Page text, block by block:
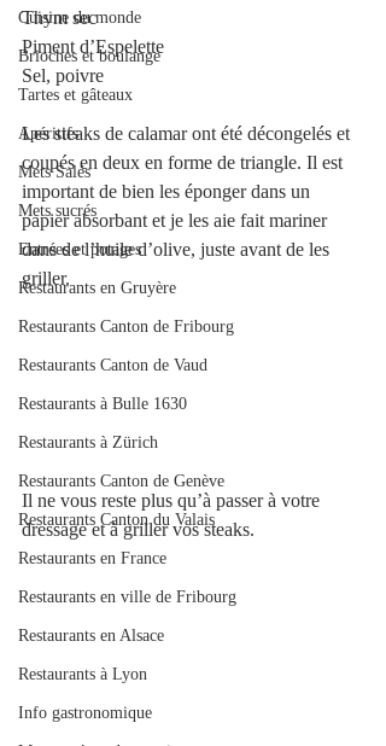
Cuisine du monde
Brioches et boulange
Tartes et gâteaux
Apéritifs
Mets Salés
Mets sucrés
Entrées et potages
Restaurants en Gruyère
Restaurants Canton de Fribourg
Restaurants Canton de Vaud
Restaurants à Bulle 1630
Restaurants à Zürich
Restaurants Canton de Genève
Restaurants Canton du Valais
Restaurants en France
Restaurants en ville de Fribourg
Restaurants en Alsace
Restaurants à Lyon
Info gastronomique
Thym sec
Piment d’Espelette
Sel, poivre
Les steaks de calamar ont été décongelés et
coupés en deux en forme de triangle. Il est
important de bien les éponger dans un
papier absorbant et je les aie fait mariner
dans de l’huile d’olive, juste avant de les
griller.
Il ne vous reste plus qu’à passer à votre
dressage et à griller vos steaks.